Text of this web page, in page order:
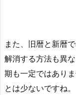
また、旧暦と新暦
解消する方法も異
期も一定ではあり
とは少ないですね。